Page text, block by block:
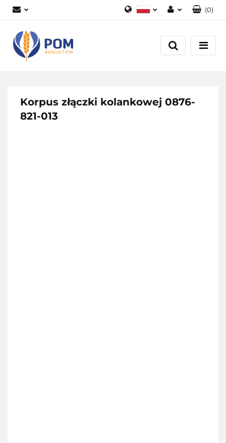
Zaloguj się
Załóż konto
(0)
Korpus złączki kolankowej 0876-
821-013